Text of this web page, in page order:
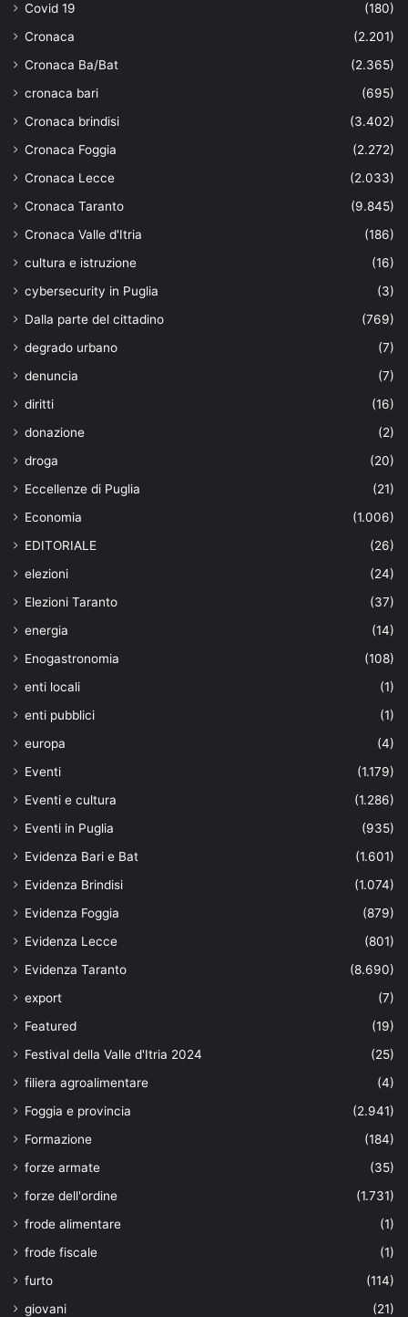
Covid 19
(180)
Cronaca
(2.201)
Cronaca Ba/Bat
(2.365)
cronaca bari
(695)
Cronaca brindisi
(3.402)
Cronaca Foggia
(2.272)
Cronaca Lecce
(2.033)
Cronaca Taranto
(9.845)
Cronaca Valle d'Itria
(186)
cultura e istruzione
(16)
cybersecurity in Puglia
(3)
Dalla parte del cittadino
(769)
degrado urbano
(7)
denuncia
(7)
diritti
(16)
donazione
(2)
droga
(20)
Eccellenze di Puglia
(21)
Economia
(1.006)
EDITORIALE
(26)
elezioni
(24)
Elezioni Taranto
(37)
energia
(14)
Enogastronomia
(108)
enti locali
(1)
enti pubblici
(1)
europa
(4)
Eventi
(1.179)
Eventi e cultura
(1.286)
Eventi in Puglia
(935)
Evidenza Bari e Bat
(1.601)
Evidenza Brindisi
(1.074)
Evidenza Foggia
(879)
Evidenza Lecce
(801)
Evidenza Taranto
(8.690)
export
(7)
Featured
(19)
Festival della Valle d'Itria 2024
(25)
filiera agroalimentare
(4)
Foggia e provincia
(2.941)
Formazione
(184)
forze armate
(35)
forze dell'ordine
(1.731)
frode alimentare
(1)
frode fiscale
(1)
furto
(114)
giovani
(21)